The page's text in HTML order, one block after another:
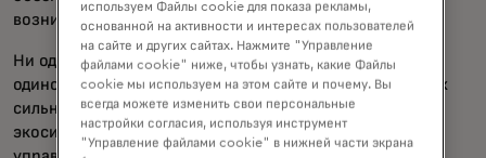
возникновении.
Ни один участник не может ответить на эти вопросы в
одиночку. Успех зависит от использования уникальных
сильных сторон каждого участника в более крупной
экосистеме. Государственный сектор обеспечивает
используем Файлы cookie для показа рекламы,
основанной на активности и интересах пользователей
на сайте и других сайтах. Нажмите "Управление
файлами cookie" ниже, чтобы узнать, какие Файлы
cookie мы используем на этом сайте и почему. Вы
всегда можете изменить свои персональные
настройки согласия, используя инструмент
"Управление файлами cookie" в нижней части экрана